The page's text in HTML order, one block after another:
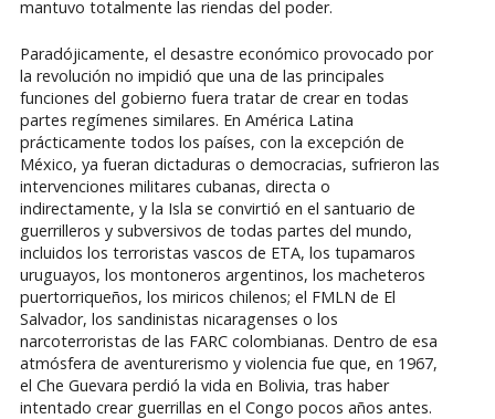
mantuvo totalmente las riendas del poder.
Paradójicamente, el desastre económico provocado por
la revolución no impidió que una de las principales
funciones del gobierno fuera tratar de crear en todas
partes regímenes similares. En América Latina
prácticamente todos los países, con la excepción de
México, ya fueran dictaduras o democracias, sufrieron las
intervenciones militares cubanas, directa o
indirectamente, y la Isla se convirtió en el santuario de
guerrilleros y subversivos de todas partes del mundo,
incluidos los terroristas vascos de ETA, los tupamaros
uruguayos, los montoneros argentinos, los macheteros
puertorriqueños, los miricos chilenos; el FMLN de El
Salvador, los sandinistas nicaragenses o los
narcoterroristas de las FARC colombianas. Dentro de esa
atmósfera de aventurerismo y violencia fue que, en 1967,
el Che Guevara perdió la vida en Bolivia, tras haber
intentado crear guerrillas en el Congo pocos años antes.